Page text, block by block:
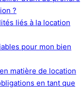
?
liés à la location
pour mon bien
matière de location
en tant que